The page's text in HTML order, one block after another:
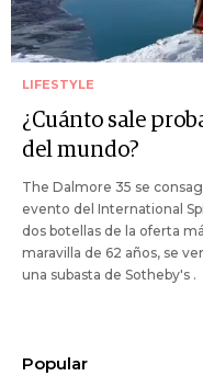
LIFESTYLE
¿Cuánto sale
del mundo?
The Dalmore 35 se
evento del International
dos botellas de la oferta
maravilla de 62 años, se
una subasta de Sotheby's .
Popular